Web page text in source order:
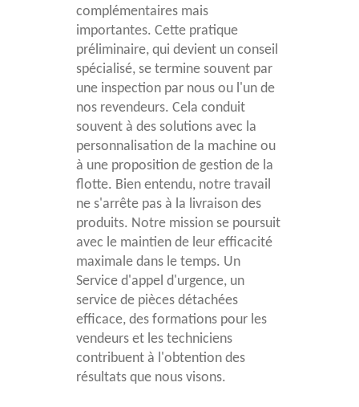
complémentaires mais
importantes. Cette pratique
préliminaire, qui devient un conseil
spécialisé, se termine souvent par
une inspection par nous ou l'un de
nos revendeurs. Cela conduit
souvent à des solutions avec la
personnalisation de la machine ou
à une proposition de gestion de la
flotte. Bien entendu, notre travail
ne s'arrête pas à la livraison des
produits. Notre mission se poursuit
avec le maintien de leur efficacité
maximale dans le temps. Un
Service d'appel d'urgence, un
service de pièces détachées
efficace, des formations pour les
vendeurs et les techniciens
contribuent à l'obtention des
résultats que nous visons.